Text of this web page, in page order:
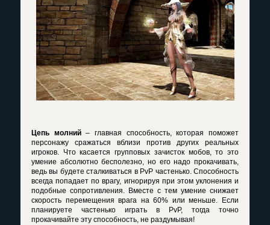
Цепь молний– главная способность, которая поможет
персонажу сражаться вблизи против других реальных
игроков. Что касается групповых зачисток мобов, то это
умение абсолютно бесполезно, но его надо прокачивать,
ведь вы будете сталкиваться в PvP частенько. Способность
всегда попадает по врагу, игнорируя при этом уклонения и
подобные сопротивления. Вместе с тем умение снижает
скорость перемещения врага на 60% или меньше. Если
планируете частенько играть в PvP, тогда точно
прокачивайте эту способность, не раздумывая!